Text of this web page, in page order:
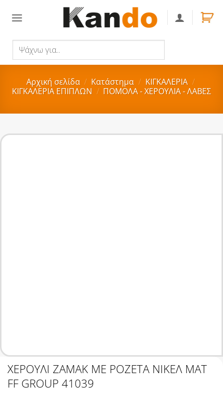
για..
Αρχική σελίδα / Κατάστημα / ΚΙΓΚΑΛΕΡΙΑ /
ΚΙΓΚΑΛΕΡΙΑ ΕΠΙΠΛΩΝ / ΠΟΜΟΛΑ - ΧΕΡΟΥΛΙΑ - ΛΑΒΕΣ
ΧΕΡΟΥΛΙ ΖΑΜΑΚ ΜΕ ΡΟΖΕΤΑ ΝΙΚΕΛ ΜΑΤ
FF GROUP 41039